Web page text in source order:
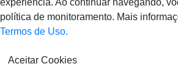
política de monitoramento. Mais
Termos de Uso.
Aceitar Cookies